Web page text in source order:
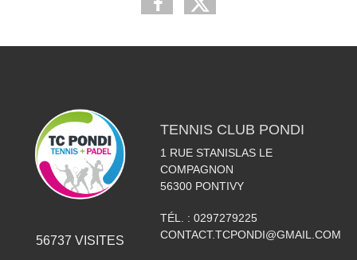
56737 VISITES
TENNIS CLUB PONDI
1 RUE STANISLAS LE
COMPAGNON
56300 PONTIVY
TÉL. : 0297279225
CONTACT.TCPONDI@GMAIL.COM